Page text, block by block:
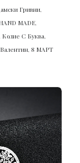
Гривни,
MADE,
Колие С Буква,
, 8 МАРТ